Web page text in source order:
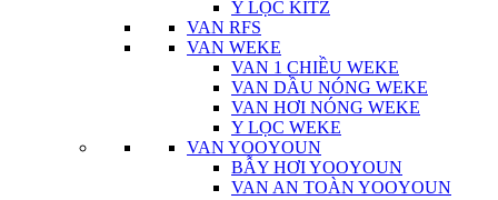
Y LỌC KITZ
VAN RFS
VAN WEKE
VAN 1 CHIỀU WEKE
VAN DẦU NÓNG WEKE
VAN HƠI NÓNG WEKE
Y LỌC WEKE
VAN YOOYOUN
BẪY HƠI YOOYOUN
VAN AN TOÀN YOOYOUN